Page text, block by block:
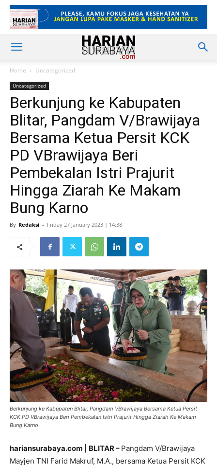
Home Uncategorized
Uncategorized
Berkunjung ke Kabupaten
Blitar, Pangdam V/Brawijaya
Bersama Ketua Persit KCK
PD VBrawijaya Beri
Pembekalan Istri Prajurit
Hingga Ziarah Ke Makam
Bung Karno
By Redaksi - Friday 27 January 2023 | 14:38
Berkunjung ke Kabupaten Blitar, Pangdam VBrawijaya Bersama Ketua Persit
KCK PD VBrawijaya Beri Pembekalan Istri Prajurit Hingga Ziarah Ke Makam
Bung Karno
hariansurabaya.com | BLITAR – Pangdam V/Brawijaya
Mayjen TNI Farid Makruf, M.A., bersama Ketua Persit KCK